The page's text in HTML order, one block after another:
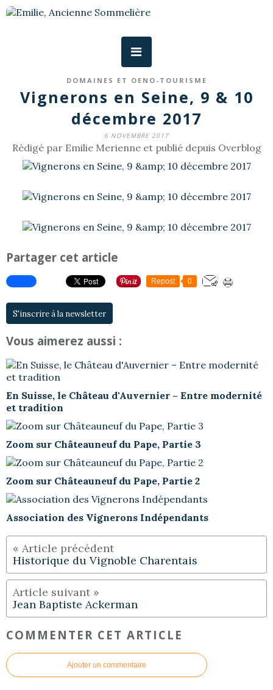
DOMAINES ET OENO-TOURISME
Vignerons en Seine, 9 & 10
décembre 2017
6 NOVEMBRE 2017
Rédigé par Emilie Merienne et publié depuis Overblog
Partager cet article
Repost 0
S'inscrire à la newsletter
Vous aimerez aussi :
En Suisse, le Château d'Auvernier – Entre modernité
et tradition
Zoom sur Châteauneuf du Pape, Partie 3
Zoom sur Châteauneuf du Pape, Partie 2
Association des Vignerons Indépendants
Historique du Vignoble Charentais
Jean Baptiste Ackerman
COMMENTER CET ARTICLE
Ajouter un commentaire